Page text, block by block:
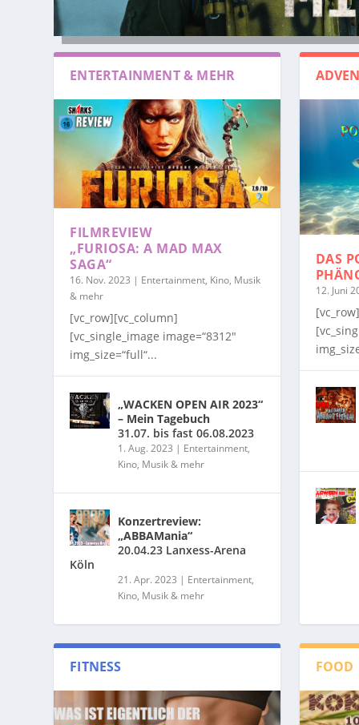
ENTERTAINMENT & MEHR
FILMREVIEW
„FURIOSA: A MAD MAX
SAGA“
16. Nov. 2023 | Entertainment, Kino, Musik
& mehr
[vc_row][vc_column]
[vc_single_image image=“8312″
img_size=“full“...
„WACKEN OPEN AIR 2023“
– Mein Tagebuch
31.07. bis fast 06.08.2023
1. Aug. 2023 | Entertainment,
Kino, Musik & mehr
Konzertreview:
„ABBAMania“
20.04.23 Lanxess-Arena
Köln
21. Apr. 2023 | Entertainment,
Kino, Musik & mehr
DAS
12. Juni
FITNESS FOOD